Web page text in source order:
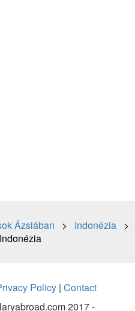
Ázsiában > Indonézia>
Policy| Contact
2017 -